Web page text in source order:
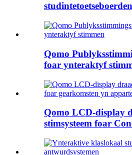
studintetoetseboerden
Qomo
foar ynteraktyf
Qomo LCD-display
stimsysteem foar